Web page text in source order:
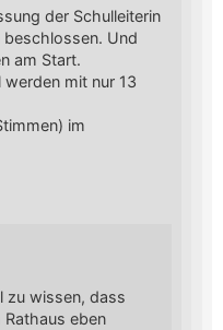
der Schulleiterin
Und
am Start.
mit nur 13
im
zu wissen, dass
eben